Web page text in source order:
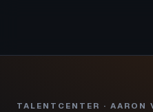
TALENTCENTER · AARON